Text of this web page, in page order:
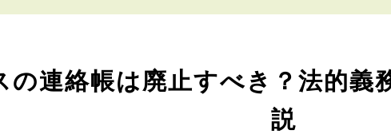
の連絡帳は廃止すべき？法的義
説